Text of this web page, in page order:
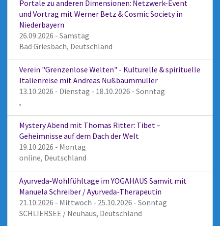
Portale zu anderen Dimensionen: Netzwerk-Event
und Vortrag mit Werner Betz & Cosmic Society in
Niederbayern
26.09.2026 - Samstag
Bad Griesbach, Deutschland
Verein "Grenzenlose Welten" - Kulturelle & spirituelle
Italienreise mit Andreas Nußbaummüller
13.10.2026 - Dienstag - 18.10.2026 - Sonntag
,
Mystery Abend mit Thomas Ritter: Tibet –
Geheimnisse auf dem Dach der Welt
19.10.2026 - Montag
online, Deutschland
Ayurveda-Wohlfühltage im YOGAHAUS Samvit mit
Manuela Schreiber / Ayurveda-Therapeutin
21.10.2026 - Mittwoch - 25.10.2026 - Sonntag
SCHLIERSEE / Neuhaus, Deutschland